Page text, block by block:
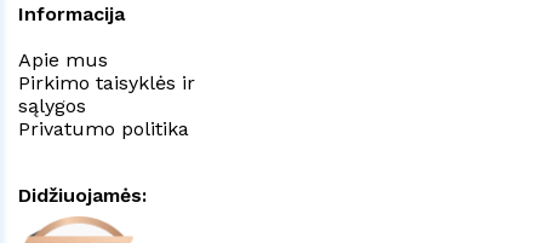
Informacija
Apie mus
Pirkimo taisyklės ir
sąlygos
Privatumo politika
Didžiuojamės: